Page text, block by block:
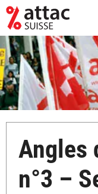
Aller
au
contenu
Angles
n°3 –